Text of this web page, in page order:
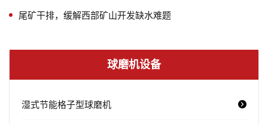
尾矿干排，缓解西部矿山开发缺水难题
球磨机设备
湿式节能格子型球磨机